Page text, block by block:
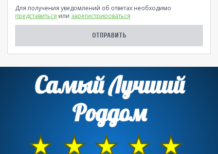
Для получения уведомлений об ответах необходимо
представиться или зарегистрироваться